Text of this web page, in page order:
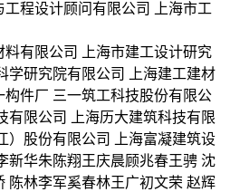
程设计顾问有限公司 上海市工
有限公司 上海市建工设计研究
学研究院有限公司 上海建工建材
件厂 三一筑工科技股份有限公
有限公司 上海历大建筑科技有限
）股份有限公司 上海富凝建筑设
新华朱陈翔王庆晨顾兆春王骋 沈
陈林李军奚春林王广初文荣 赵辉